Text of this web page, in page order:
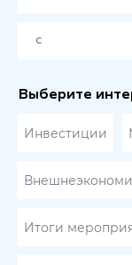
Выберите
Инвестиции
Итоги